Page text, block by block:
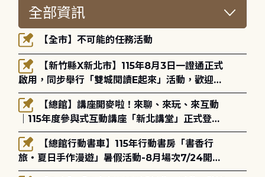
【全市】不可能的任務活動
啟用，同步舉行「雙城閱讀E起來」活動，歡迎踴
躍參加(115年8月3日至10月4日)。
｜115年度參與式互動講座「新北講堂」正式登
場！
旅・夏日手作漫遊」暑假活動-8月場次7/24開始
報名